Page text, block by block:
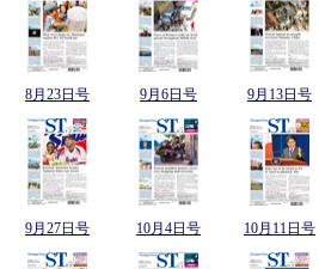
8月23日号 9月6日号 9月13日号
9月27日号 10月4日号 10月11日号